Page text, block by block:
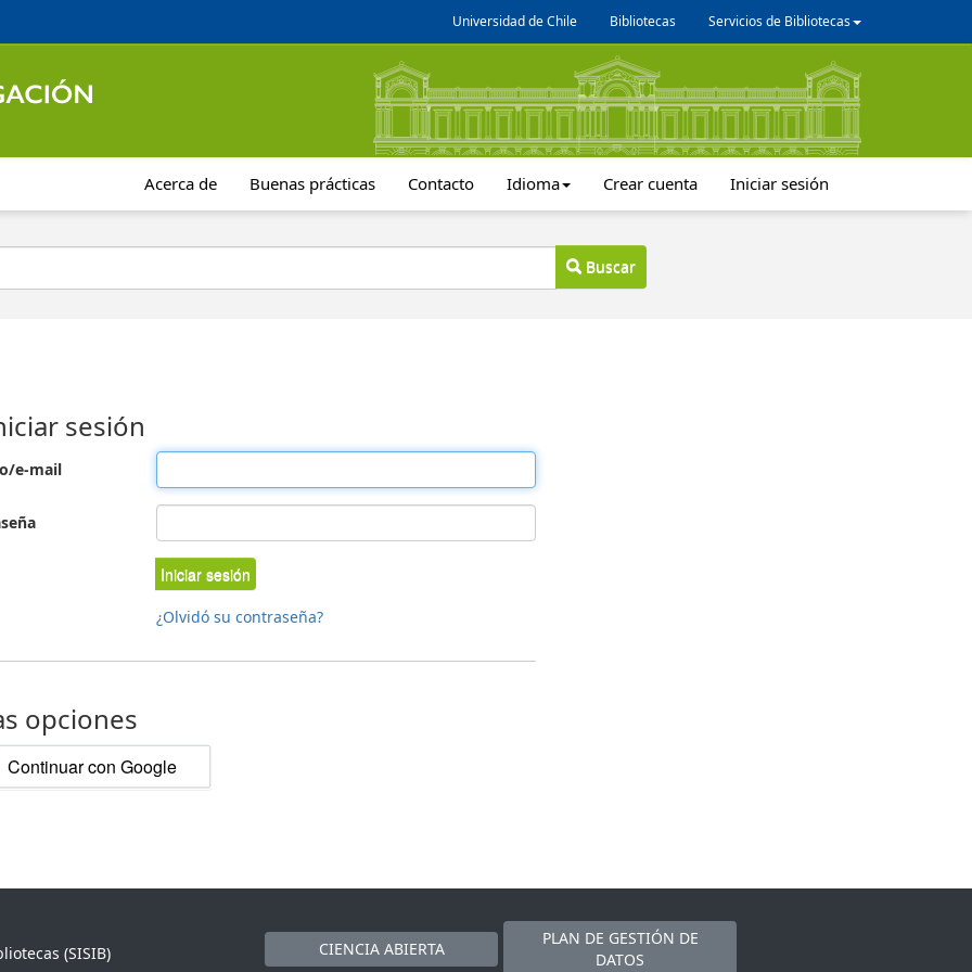
Universidad de Chile Bibliotecas Servicios de Bibliotecas
Acerca de Buenas prácticas Contacto Idioma Crear cuenta Iniciar sesión
Buscar
sesión
e-mail
Iniciar sesión
¿Olvidó su contraseña?
opciones
Continuar con Google
(SISIB)
CIENCIA ABIERTA
PLAN DE GESTIÓN DE
DATOS